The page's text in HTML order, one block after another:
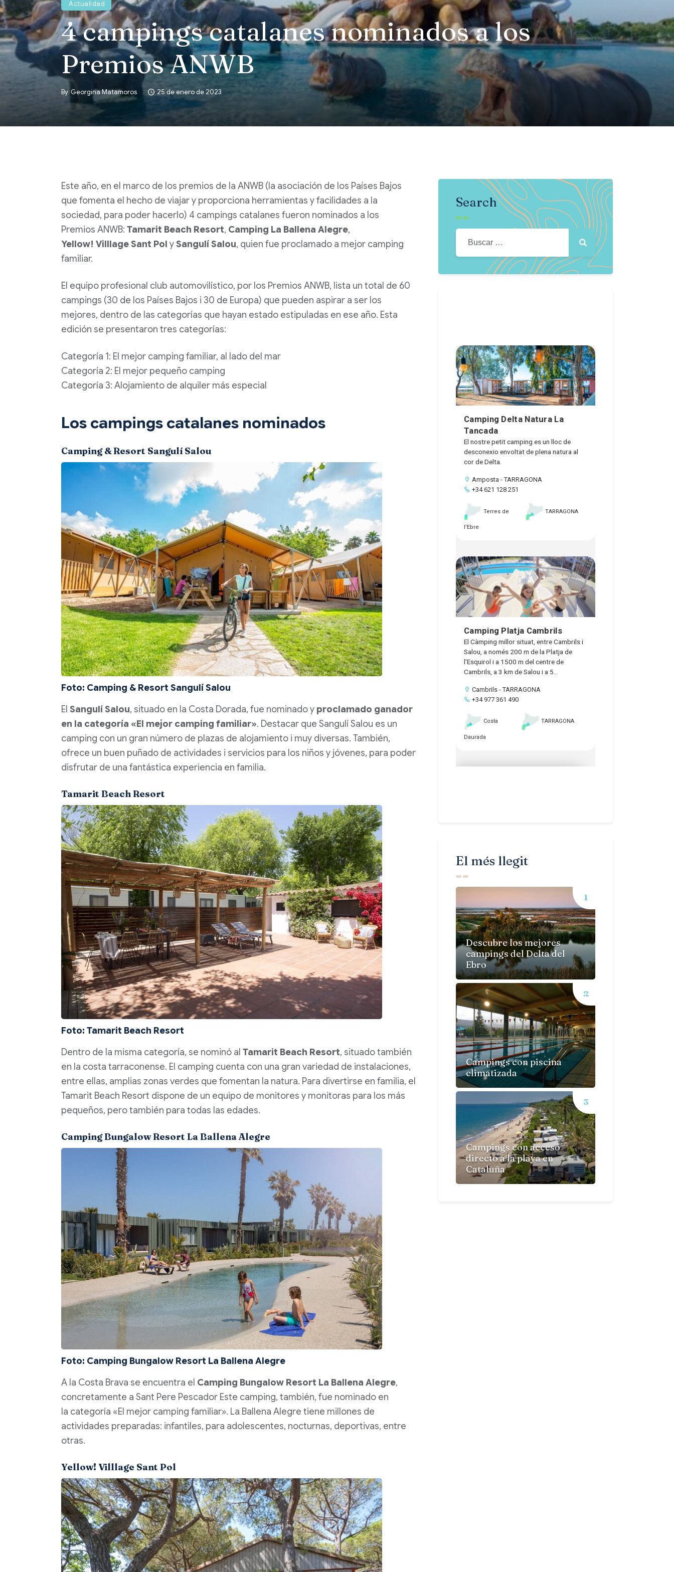
Actualidad
4 campings catalanes nominados a los
Premios ANWB
By Georgina Matamoros 25 de enero de 2023
Este año, en el marco de los premios de la ANWB (la asociación de los Países Bajos
que fomenta el hecho de viajar y proporciona herramientas y facilidades a la
sociedad, para poder hacerlo) 4 campings catalanes fueron nominados a los
Premios ANWB: Tamarit Beach Resort, Camping La Ballena Alegre,
Yellow! VilllageSant Pol ySangulíSalou, quien fue proclamado a mejor camping
familiar.
El equipo profesional club automovilístico, por los Premios ANWB, lista un total de 60
campings (30 de los Países Bajos i 30 de Europa) que pueden aspirar a ser los
mejores, dentro de las categorías que hayan estado estipuladas en ese año. Esta
edición se presentaron tres categorías:
Categoría 1: El mejor camping familiar, al lado del mar
Categoría 2: El mejor pequeño camping
Categoría 3: Alojamiento de alquiler más especial
Los campings catalanes nominados
Camping & Resort Sangulí Salou
Foto: Camping & Resort Sangulí Salou
El Sangulí Salou, situado en la Costa Dorada, fue nominado y proclamado ganador
en la categoría «El mejor camping familiar». Destacar que Sangulí Salou es un
camping con un gran número de plazas de alojamiento i muy diversas. También,
ofrece un buen puñado de actividades i servicios para los niños y jóvenes, para poder
disfrutar de una fantástica experiencia en familia.
Tamarit Beach Resort
Foto: Tamarit Beach Resort
Dentro de la misma categoría, se nominó al Tamarit Beach Resort, situado también
en la costa tarraconense. El camping cuenta con una gran variedad de instalaciones,
entre ellas, amplias zonas verdes que fomentan la natura. Para divertirse en familia, el
Tamarit Beach Resort dispone de un equipo de monitores y monitoras para los más
pequeños, pero también para todas las edades.
Camping Bungalow Resort La Ballena Alegre
Foto: Camping Bungalow Resort La Ballena Alegre
A la Costa Brava se encuentra el Camping Bungalow Resort La Ballena Alegre,
concretamente a Sant Pere Pescador Este camping, también, fue nominado en
la categoría «El mejor camping familiar». La Ballena Alegre tiene millones de
actividades preparadas: infantiles, para adolescentes, nocturnas, deportivas, entre
otras.
Yellow! Villlage Sant Pol
Search
El més llegit
Descubre los mejores
campings del Delta del
Ebro
Campings con piscina
climatizada
Campings con acceso
directo a la playa en
Cataluña